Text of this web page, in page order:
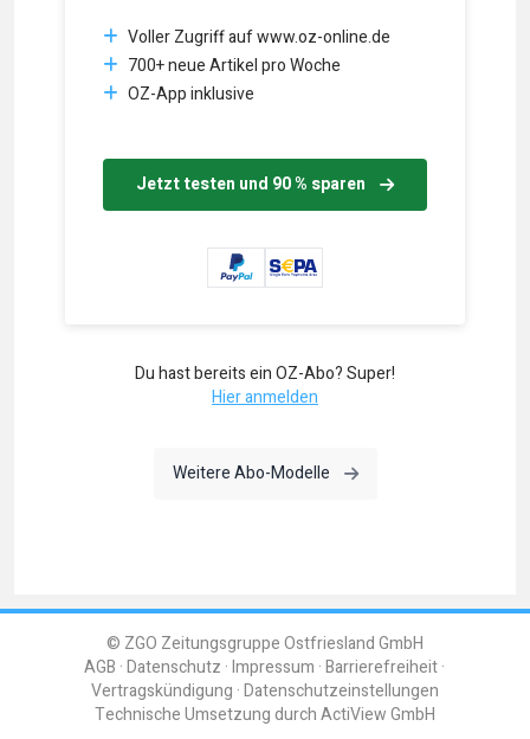
Voller Zugriff auf www.oz-online.de
700+ neue Artikel pro Woche
OZ-App inklusive
Jetzt testen und 90 % sparen
Du hast bereits ein OZ-Abo? Super!
Hier anmelden
Weitere Abo-Modelle
© ZGO Zeitungsgruppe Ostfriesland GmbH
AGB Datenschutz Impressum Barrierefreiheit
Vertragskündigung Datenschutzeinstellungen
Technische Umsetzung durchActiView GmbH